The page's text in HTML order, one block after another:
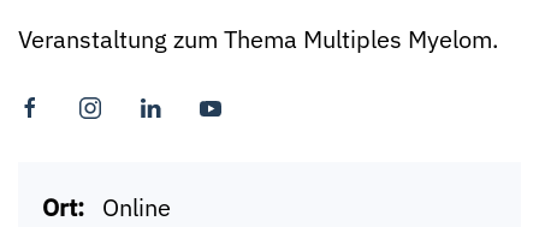
Veranstaltung zum Thema Multiples Myelom.
Ort: Online